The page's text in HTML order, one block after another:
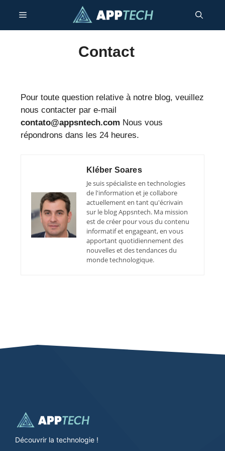
contenu
Menu
Contact
Pour toute question relative à notre blog, veuillez
nous contacter par e-mail
contato@appsntech.com Nous vous
répondrons dans les 24 heures.
Kléber Soares
Je suis spécialiste en technologies
de l'information et je collabore
actuellement en tant qu'écrivain
sur le blog Appsntech. Ma mission
est de créer pour vous du contenu
informatif et engageant, en vous
apportant quotidiennement des
nouvelles et des tendances du
monde technologique.
Découvrir la technologie !